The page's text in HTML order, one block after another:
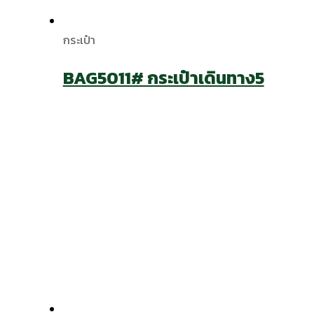
กระเป๋า
BAG5011# กระเป๋าเดินทาง5